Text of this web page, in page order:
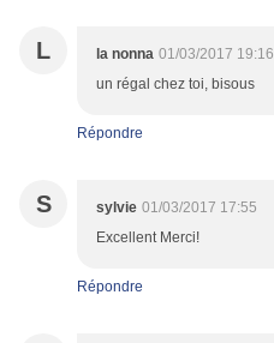
L la nonna 01/03/2017 19:16
un régal chez toi, bisous
Répondre
S sylvie 01/03/2017 17:55
Excellent Merci!
Répondre